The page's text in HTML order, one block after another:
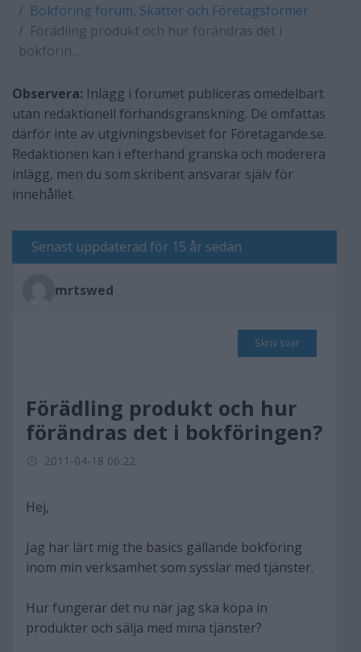
Bokföring forum, Skatter och Företagsformer
Förädling produkt och hur förändras det i
bokförin...
Observera: Inlägg i forumet publiceras omedelbart
utan redaktionell förhandsgranskning. De omfattas
därför inte av utgivningsbeviset för Företagande.se.
Redaktionen kan i efterhand granska och moderera
inlägg, men du som skribent ansvarar själv för
innehållet.
Senast uppdaterad för 15 år sedan
mrtswed
Skriv svar
Förädling produkt och hur
förändras det i bokföringen?
2011-04-18 06:22
Hej,
Jag har lärt mig the basics gällande bokföring
inom min verksamhet som sysslar med tjänster.
Hur fungerar det nu när jag ska köpa in
produkter och sälja med mina tjänster?